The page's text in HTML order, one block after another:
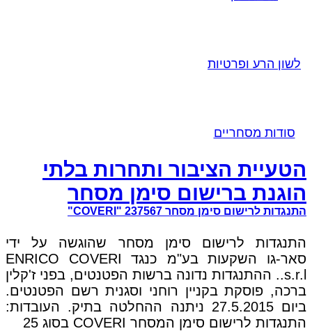
לשון הרע ופרטיות
סודות מסחריים
הטעיית הציבור ותחרות בלתי
הוגנת ברישום סימן מסחר
התנגדות לרישום סימן מסחר 237567 "COVERI"
התנגדות לרישום סימן מסחר שהוגשה על ידי
סאר-גו השקעות בע"מ כנגד ENRICO COVERI
s.r.l.. ההתנגדות נדונה ברשות הפטנטים, בפני ז'קלין
ברכה, פוסקת בקניין רוחני וסגנית רשם הפטנטים.
ביום 27.5.2015 ניתנה ההחלטה בתיק. העובדות:
התנגדות לרישום סימן המסחר COVERI בסוג 25